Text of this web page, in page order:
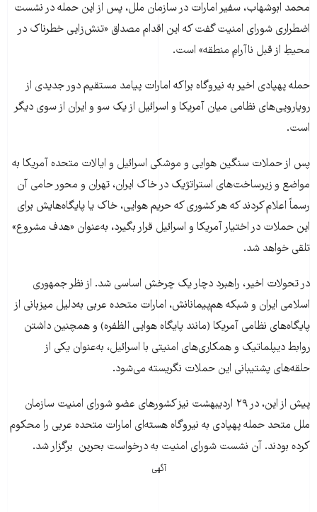
محمد ابوشهاب، سفیر امارات در سازمان ملل، پس از این حمله در نشست
اضطراری شورای امنیت گفت که این اقدام مصداق «تنش‌زایی خطرناک در
محیطِ از قبل ناآرامِ منطقه» است.
حمله پهپادی اخیر به نیروگاه براکه امارات پیامد مستقیم دور جدیدی از
رویارویی‌های نظامی میان آمریکا و اسرائیل از یک سو و ایران از سوی دیگر
است.
پس از حملات سنگین هوایی و موشکی اسرائیل و ایالات متحده آمریکا به
مواضع و زیرساخت‌های استراتژیک در خاک ایران، تهران و محور حامی آن
رسماً اعلام کردند که هر کشوری که حریم هوایی، خاک یا پایگاه‌هایش برای
این حملات در اختیار آمریکا و اسرائیل قرار بگیرد، به‌عنوان «هدف مشروع»
تلقی خواهد شد.
در تحولات اخیر، راهبرد دچار یک چرخش اساسی شد. از نظر جمهوری
اسلامی ایران و شبکه‌ هم‌پیمانانش، امارات متحده عربی به‌دلیل میزبانی از
پایگاه‌های نظامی آمریکا (مانند پایگاه هوایی الظفره) و همچنین داشتن
روابط دیپلماتیک و همکاری‌های امنیتی با اسرائیل، به‌عنوان یکی از
حلقه‌های پشتیبانی این حملات نگریسته می‌شود.
پیش از این، در ۲۹ اردیبهشت نیز کشورهای عضو شورای امنیت سازمان
ملل متحد حمله پهپادی به نیروگاه هسته‌ای امارات متحده عربی را محکوم
کرده بودند. آن نشست شورای امنیت به درخواست بحرین برگزار شد.
آگهی